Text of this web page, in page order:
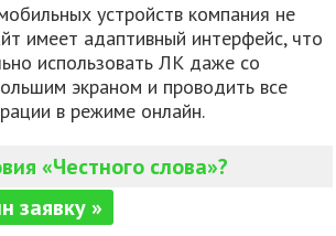
устройств компания не
имеет адаптивный интерфейс, что
использовать ЛК даже со
экраном и проводить все
в режиме онлайн.
«Честного слова»?
заявку »